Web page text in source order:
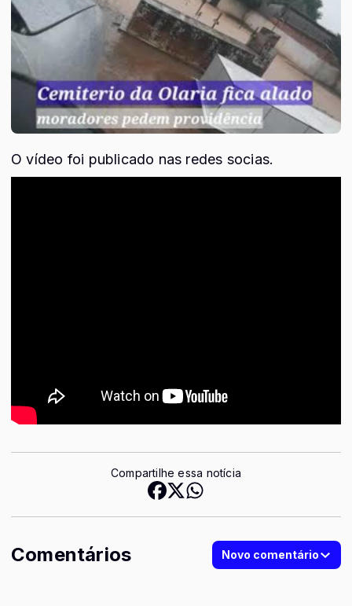
O vídeo foi publicado nas redes socias.
Compartilhe essa notícia
Comentários Novo comentário